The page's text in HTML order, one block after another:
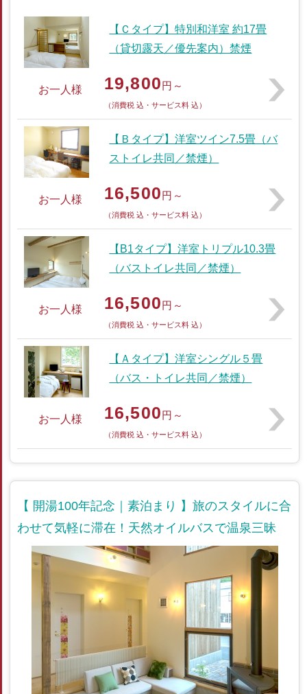
【Ｃタイプ】特別和洋室 約17畳
（貸切露天／優先案内）禁煙
お一人様 19,800円～
（消費税 込・サービス料 込）
【Ｂタイプ】洋室ツイン7.5畳（バ
ストイレ共同／禁煙）
お一人様 16,500円～
（消費税 込・サービス料 込）
【B1タイプ】洋室トリプル10.3畳
（バストイレ共同／禁煙）
お一人様 16,500円～
（消費税 込・サービス料 込）
【Ａタイプ】洋室シングル５畳
（バス・トイレ共同／禁煙）
お一人様 16,500円～
（消費税 込・サービス料 込）
【 開湯100年記念｜素泊まり 】旅のスタイルに合
わせて気軽に滞在！天然オイルバスで温泉三昧